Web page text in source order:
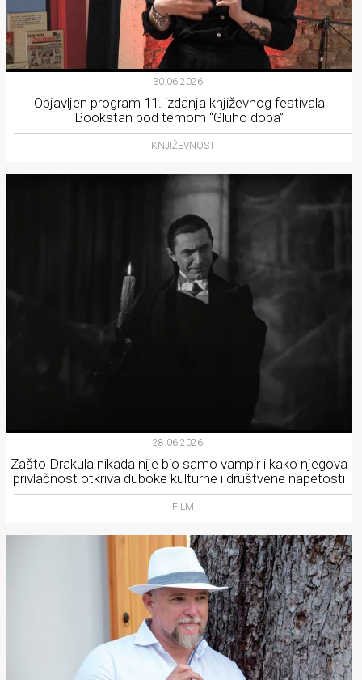
30.06.2026.
Objavljen program 11. izdanja književnog festivala
Bookstan pod temom “Gluho doba”
KNJIŽEVNOST
28.06.2026.
Zašto Drakula nikada nije bio samo vampir i kako njegova
privlačnost otkriva duboke kulturne i društvene napetosti
FILM